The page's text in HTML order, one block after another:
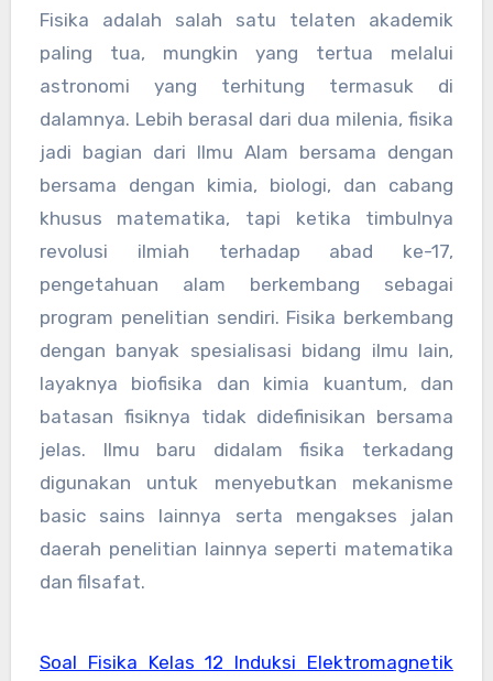
Fisika adalah salah satu telaten akademik
paling tua, mungkin yang tertua melalui
astronomi yang terhitung termasuk di
dalamnya. Lebih berasal dari dua milenia, fisika
jadi bagian dari Ilmu Alam bersama dengan
bersama dengan kimia, biologi, dan cabang
khusus matematika, tapi ketika timbulnya
revolusi ilmiah terhadap abad ke-17,
pengetahuan alam berkembang sebagai
program penelitian sendiri. Fisika berkembang
dengan banyak spesialisasi bidang ilmu lain,
layaknya biofisika dan kimia kuantum, dan
batasan fisiknya tidak didefinisikan bersama
jelas. Ilmu baru didalam fisika terkadang
digunakan untuk menyebutkan mekanisme
basic sains lainnya serta mengakses jalan
daerah penelitian lainnya seperti matematika
dan filsafat.
Soal Fisika Kelas 12 Induksi Elektromagnetik